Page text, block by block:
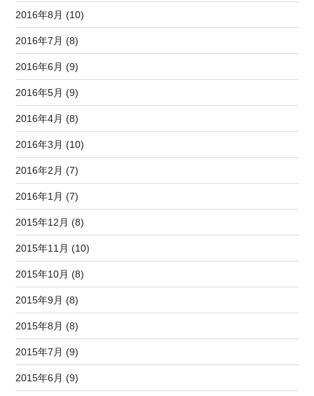
2016年8月 (10)
2016年7月 (8)
2016年6月 (9)
2016年5月 (9)
2016年4月 (8)
2016年3月 (10)
2016年2月 (7)
2016年1月 (7)
2015年12月 (8)
2015年11月 (10)
2015年10月 (8)
2015年9月 (8)
2015年8月 (8)
2015年7月 (9)
2015年6月 (9)